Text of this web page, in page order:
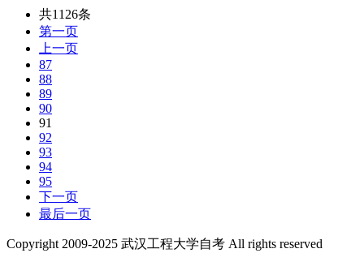
共1126条
第一页
上一页
87
88
89
90
91
92
93
94
95
下一页
最后一页
Copyright 2009-2025 武汉工程大学自考 All rights reserved